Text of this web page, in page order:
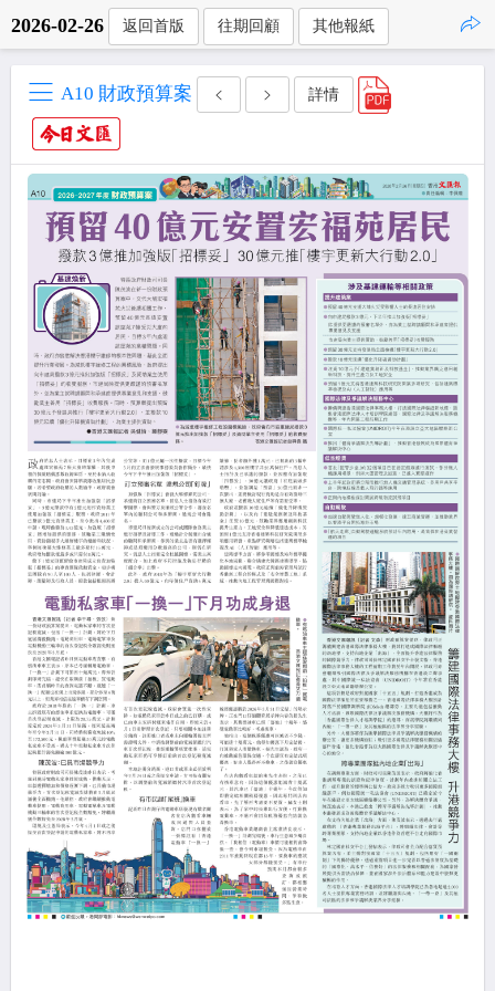
2026-02-26 返回首版 往期回顧 其他報紙
A10 財政預算案 詳情
點擊複製